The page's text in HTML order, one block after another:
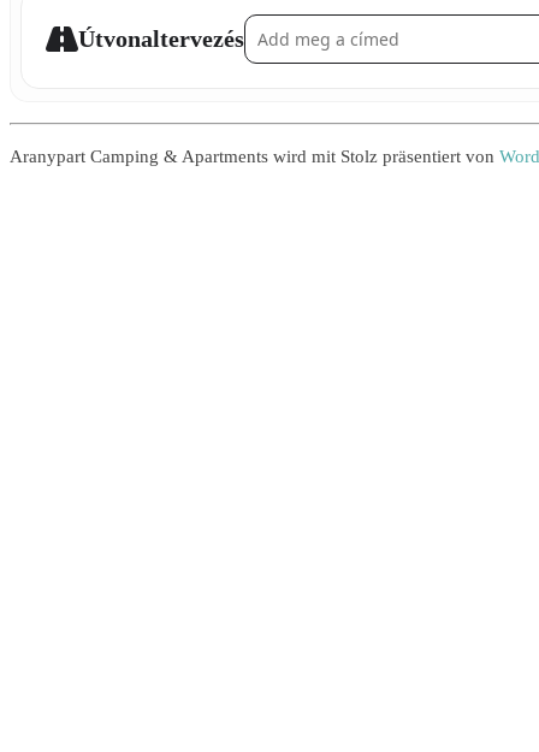
ÚtvonaltervezésAddress - Ballon-Darts []
Aranypart Camping & Apartments wird mit Stolz präsentiert von